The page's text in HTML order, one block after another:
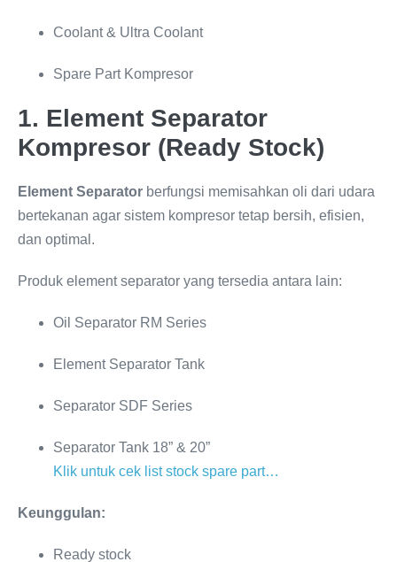
Coolant & Ultra Coolant
Spare Part Kompresor
1. Element Separator
Kompresor (Ready Stock)
Element Separator berfungsi memisahkan oli dari udara
bertekanan agar sistem kompresor tetap bersih, efisien,
dan optimal.
Produk element separator yang tersedia antara lain:
Oil Separator RM Series
Element Separator Tank
Separator SDF Series
Separator Tank 18” & 20”
Klik untuk cek list stock spare part…
Keunggulan:
Ready stock